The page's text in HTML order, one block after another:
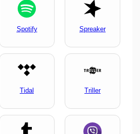
Spotify Spreaker
Tidal Triller